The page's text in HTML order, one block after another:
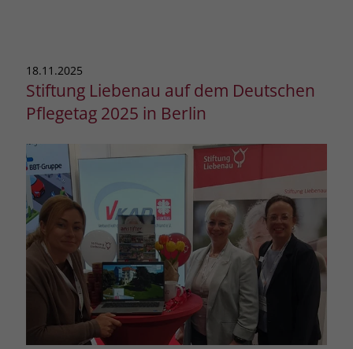
18.11.2025
Stiftung Liebenau auf dem Deutschen
Pflegetag 2025 in Berlin